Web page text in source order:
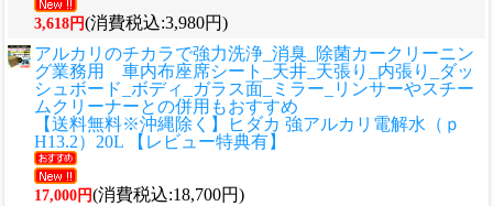
3,618円(消費税込:3,980円)
アルカリのチカラで強力洗浄_消臭_除菌カークリーニン
グ業務用 車内布座席シート_天井_天張り_内張り_ダッ
シュボード_ボディ_ガラス面_ミラー_リンサーやスチー
ムクリーナーとの併用もおすすめ
【送料無料※沖縄除く】ヒダカ 強アルカリ電解水（ｐ
H13.2）20L 【レビュー特典有】
17,000円(消費税込:18,700円)